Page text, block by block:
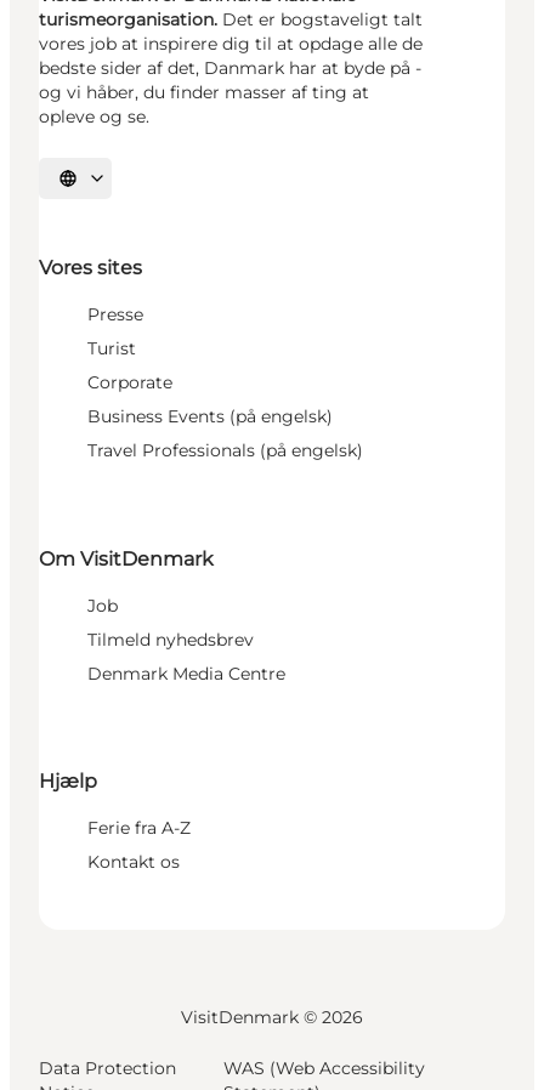
turismeorganisation. Det er bogstaveligt talt
vores job at inspirere dig til at opdage alle de
bedste sider af det, Danmark har at byde på -
og vi håber, du finder masser af ting at
opleve og se.
Vælg sprog
Vores sites
Presse
Turist
Corporate
Business Events (på engelsk)
Travel Professionals (på engelsk)
Om VisitDenmark
Job
Tilmeld nyhedsbrev
Denmark Media Centre
Hjælp
Ferie fra A-Z
Kontakt os
VisitDenmark © 2026
Data Protection
WAS (Web Accessibility